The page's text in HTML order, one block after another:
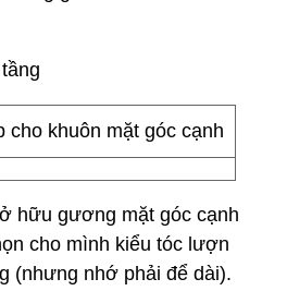
hữu gương mặt góc cạnh
cho mình kiểu tóc lượn
(nhưng nhớ phải để dài).